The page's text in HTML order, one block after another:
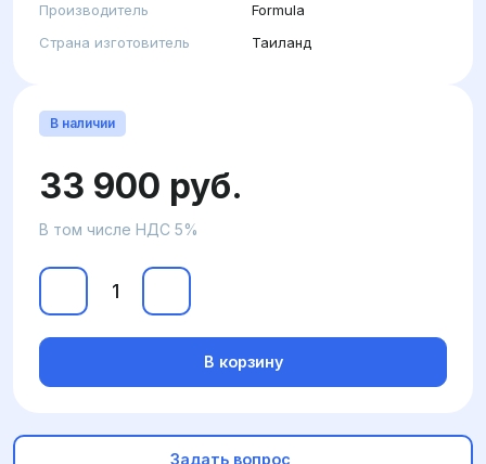
Производитель
Formula
Страна изготовитель
Таиланд
В наличии
33 900 руб.
В том числе НДС 5%
В корзину
Задать вопрос